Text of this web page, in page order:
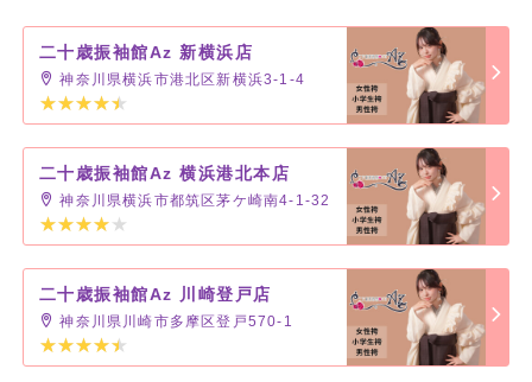
二十歳振袖館Az 新横浜店
神奈川県横浜市港北区新横浜3-1-4
二十歳振袖館Az 横浜港北本店
神奈川県横浜市都筑区茅ケ崎南4-1-32
二十歳振袖館Az 川崎登戸店
神奈川県川崎市多摩区登戸570-1